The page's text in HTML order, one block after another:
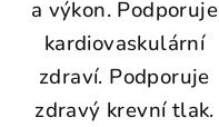
a výkon. Podporuje
kardiovaskulární
zdraví. Podporuje
zdravý krevní tlak.